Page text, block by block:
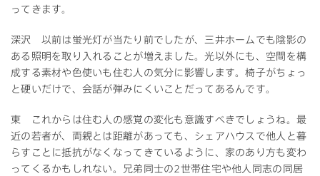
ってきます。
深沢 以前は蛍光灯が当たり前でしたが、三井ホームでも陰影の
ある照明を取り入れることが増えました。光以外にも、空間を構
成する素材や色使いも住む人の気分に影響します。椅子がちょっ
と硬いだけで、会話が弾みにくいことだってあるんです。
東 これからは住む人の感覚の変化も意識すべきでしょうね。最
近の若者が、両親とは距離があっても、シェアハウスで他人と暮
らすことに抵抗がなくなってきているように、家のあり方も変わ
ってくるかもしれない。兄弟同士の2世帯住宅や他人同志の同居